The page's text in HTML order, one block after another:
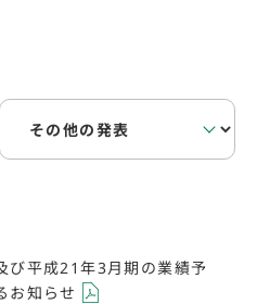
び平成21年3月期の業績予
お知らせ